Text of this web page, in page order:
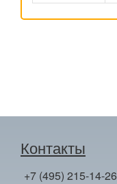
Контакты
+7 (495) 215-14-26